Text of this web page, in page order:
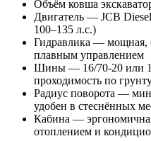
Объём ковша
Двигатель — JCB
100–135 л.с.)
Гидравлика — мощная,
плавным управлением
Шины — 16/70-20 или
проходимость по
Радиус поворота —
удобен в стеснённых
Кабина —
отоплением и